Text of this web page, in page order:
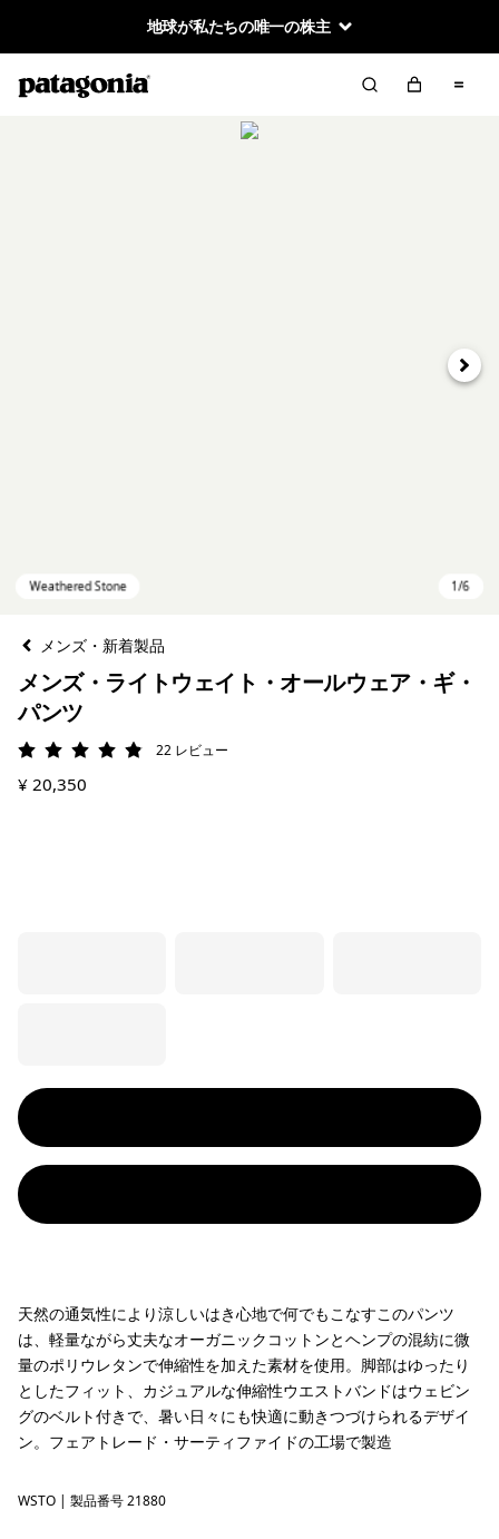
地球が私たちの唯一の株主
次へ
メンズ・新着製品
メンズ・ライトウェイト・オールウェア・ギ・
パンツ
評価: 4.9 / 5
22 レビュー
¥ 20,350
天然の通気性により涼しいはき心地で何でもこなすこのパンツ
は、軽量ながら丈夫なオーガニックコットンとヘンプの混紡に微
量のポリウレタンで伸縮性を加えた素材を使用。脚部はゆったり
としたフィット、カジュアルな伸縮性ウエストバンドはウェビン
グのベルト付きで、暑い日々にも快適に動きつづけられるデザイ
ン。フェアトレード・サーティファイドの工場で製造
Weathered Stone
WSTO | 製品番号 21880